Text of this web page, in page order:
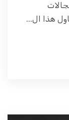
هذا ال...